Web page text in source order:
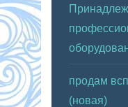
продам
(новая)